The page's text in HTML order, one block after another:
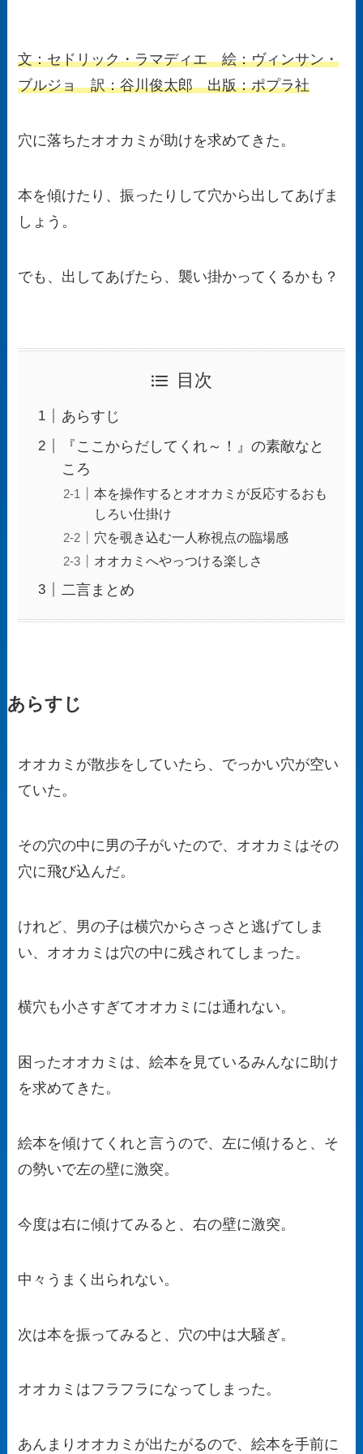
文：セドリック・ラマディエ 絵：ヴィンサン・
ブルジョ 訳：谷川俊太郎 出版：ポプラ社
穴に落ちたオオカミが助けを求めてきた。
本を傾けたり、振ったりして穴から出してあげま
しょう。
でも、出してあげたら、襲い掛かってくるかも？
目次
あらすじ
『ここからだしてくれ～！』の素敵なと
ころ
本を操作するとオオカミが反応するおも
しろい仕掛け
穴を覗き込む一人称視点の臨場感
オオカミへやっつける楽しさ
二言まとめ
あらすじ
オオカミが散歩をしていたら、でっかい穴が空い
ていた。
その穴の中に男の子がいたので、オオカミはその
穴に飛び込んだ。
けれど、男の子は横穴からさっさと逃げてしま
い、オオカミは穴の中に残されてしまった。
横穴も小さすぎてオオカミには通れない。
困ったオオカミは、絵本を見ているみんなに助け
を求めてきた。
絵本を傾けてくれと言うので、左に傾けると、そ
の勢いで左の壁に激突。
今度は右に傾けてみると、右の壁に激突。
中々うまく出られない。
次は本を振ってみると、穴の中は大騒ぎ。
オオカミはフラフラになってしまった。
あんまりオオカミが出たがるので、絵本を手前に